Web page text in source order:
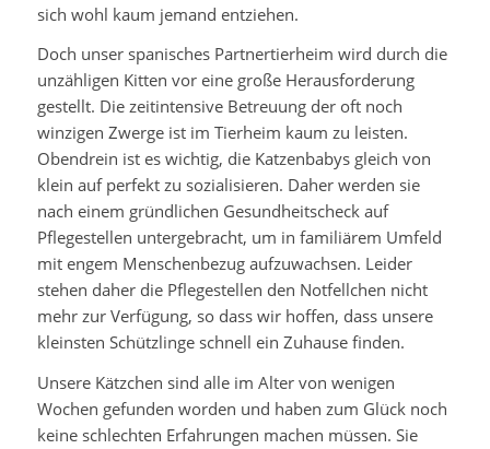
sich wohl kaum jemand entziehen.
Doch unser spanisches Partnertierheim wird durch die
unzähligen Kitten vor eine große Herausforderung
gestellt. Die zeitintensive Betreuung der oft noch
winzigen Zwerge ist im Tierheim kaum zu leisten.
Obendrein ist es wichtig, die Katzenbabys gleich von
klein auf perfekt zu sozialisieren. Daher werden sie
nach einem gründlichen Gesundheitscheck auf
Pflegestellen untergebracht, um in familiärem Umfeld
mit engem Menschenbezug aufzuwachsen. Leider
stehen daher die Pflegestellen den Notfellchen nicht
mehr zur Verfügung, so dass wir hoffen, dass unsere
kleinsten Schützlinge schnell ein Zuhause finden.
Unsere Kätzchen sind alle im Alter von wenigen
Wochen gefunden worden und haben zum Glück noch
keine schlechten Erfahrungen machen müssen. Sie